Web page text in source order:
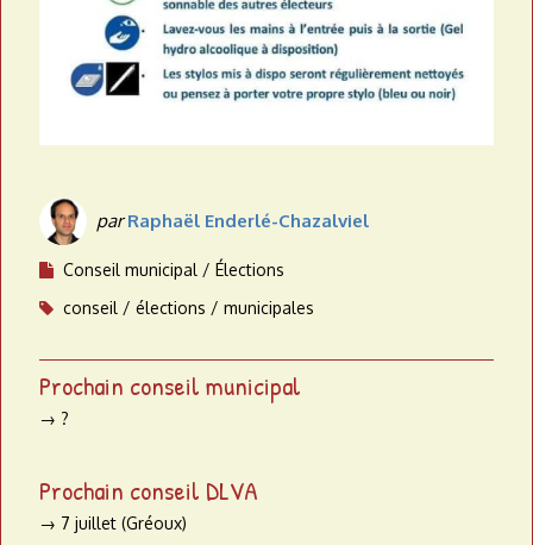
parRaphaël Enderlé-Chazalviel
Conseil municipal
Élections
conseil
élections municipales
Prochain conseil municipal
→ ?
Prochain conseil DLVA
→ 7 juillet (Gréoux)